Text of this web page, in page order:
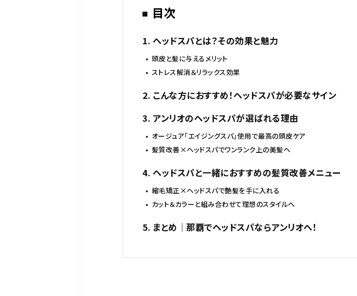
目次
1. ヘッドスパとは？その効果と魅力
頭皮と髪に与えるメリット
ストレス解消＆リラックス効果
2. こんな方におすすめ！ヘッドスパが必要なサイン
3. アンリオのヘッドスパが選ばれる理由
オージュア「エイジングスパ」使用で最高の頭皮ケア
髪質改善×ヘッドスパでワンランク上の美髪へ
4. ヘッドスパと一緒におすすめの髪質改善メニュー
縮毛矯正×ヘッドスパで艶髪を手に入れる
カット＆カラーと組み合わせて理想のスタイルへ
5. まとめ｜那覇でヘッドスパならアンリオへ！